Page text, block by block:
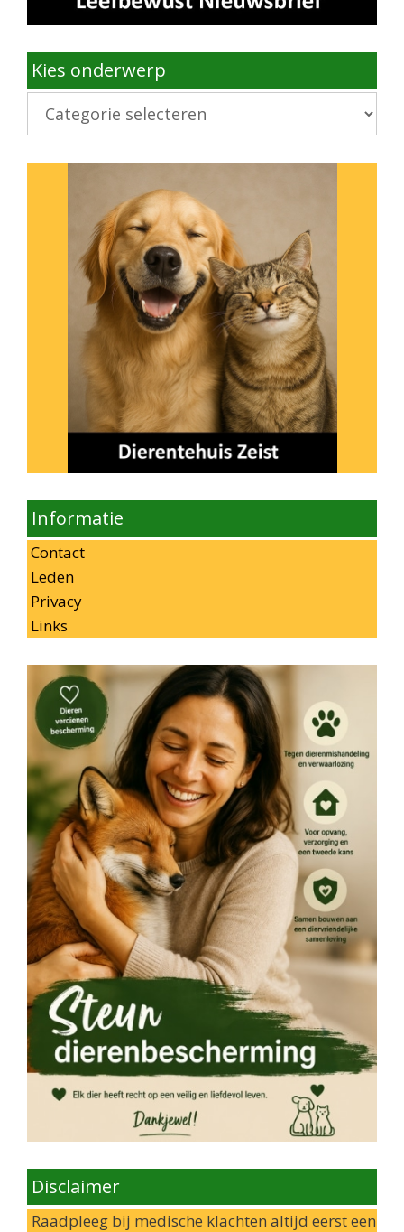
Kies onderwerp
Kies
onderwerp
Informatie
Contact
Leden
Privacy
Links
Disclaimer
Raadpleeg bij medische klachten altijd eerst een